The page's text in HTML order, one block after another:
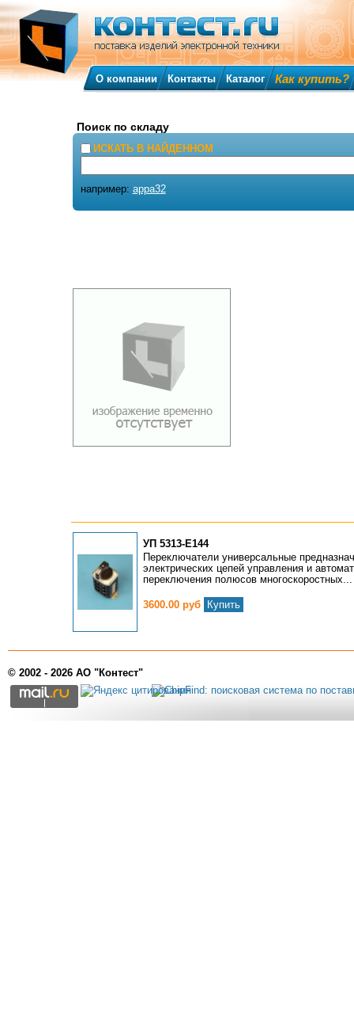
УП 5313-Е144
Переключатели универсальные
электрических цепей управления и
переключения полюсов многоскоростных...
3600.00 руб Купить
О компании Контакты Каталог Как купить?
Поиск по складу
ИСКАТЬ В НАЙДЕННОМ
например: appa32
© 2002 - 2026 АО "Контест"